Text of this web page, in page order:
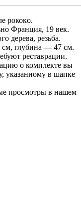
рококo.
Франция, 19 век.
дерева, резьба.
глубина — 47 cм.
реставрации.
о комплекте вы
указанному в шапке
просмотры в нашем